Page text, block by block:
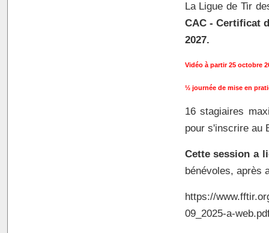
La Ligue de Tir
CAC - Certificat
2027.
Vidéo à partir 25 octobre
½ journée de mise en
16 stagiaires
pour s'inscrire au
Cette session a
bénévoles, après
https://
09_2025-a-